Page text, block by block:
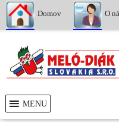
Domov O
MENU